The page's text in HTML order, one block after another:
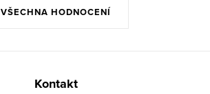
VŠECHNA HODNOCENÍ
Kontakt